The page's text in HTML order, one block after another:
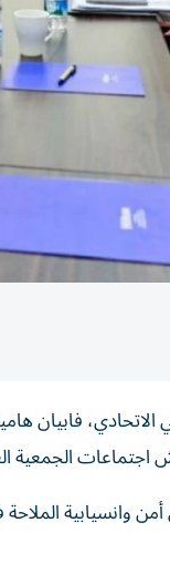
فابيان
الجمعية
وانسيابية